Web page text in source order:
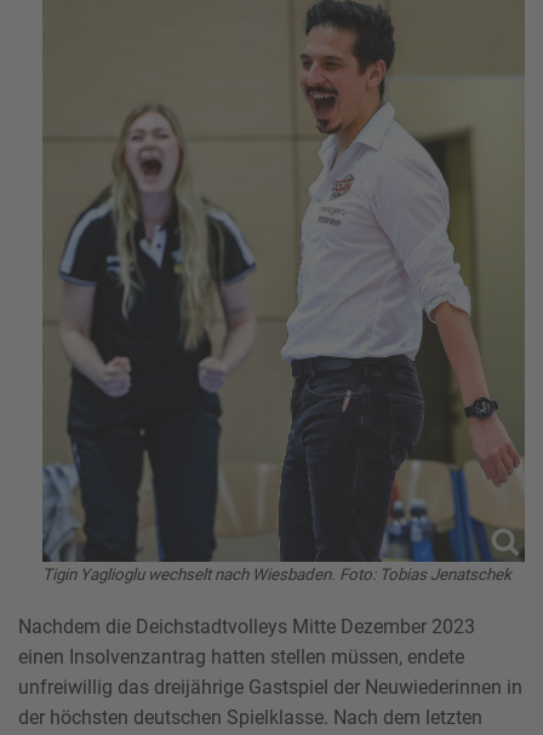
Tigin Yaglioglu wechselt nach Wiesbaden. Foto: Tobias Jenatschek
Nachdem die Deichstadtvolleys Mitte Dezember 2023
einen Insolvenzantrag hatten stellen müssen, endete
unfreiwillig das dreijährige Gastspiel der Neuwiederinnen in
der höchsten deutschen Spielklasse. Nach dem letzten